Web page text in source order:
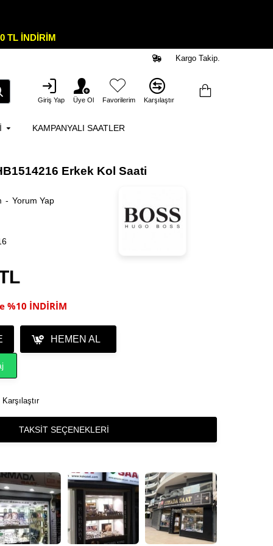
TL İNDİRİM
Kargo Takip.
Giriş Yap Üye Ol Favorilerim Karşılaştır
KAMPANYALI SAATLER
Erkek Kol Saati
- Yorum Yap
%10 İNDİRİM
HEMEN AL
Karşılaştır
TAKSIT SEÇENEKLERI